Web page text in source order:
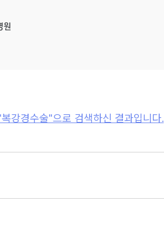
강경수술"으로 검색하신 결과입니다.